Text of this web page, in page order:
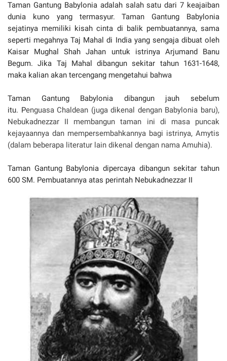
Taman Gantung Babylonia adalah salah satu dari 7 keajaiban
dunia kuno yang termasyur. Taman Gantung Babylonia
sejatinya memiliki kisah cinta di balik pembuatannya, sama
seperti megahnya Taj Mahal di India yang sengaja dibuat oleh
Kaisar Mughal Shah Jahan untuk istrinya Arjumand Banu
Begum. Jika Taj Mahal dibangun sekitar tahun 1631-1648,
maka kalian akan tercengang mengetahui bahwa
Taman Gantung Babylonia dibangun jauh sebelum
itu. Penguasa Chaldean (juga dikenal dengan Babylonia baru),
Nebukadnezzar II membangun taman ini di masa puncak
kejayaannya dan mempersembahkannya bagi istrinya, Amytis
(dalam beberapa literatur lain dikenal dengan nama Amuhia).
Taman Gantung Babylonia dipercaya dibangun sekitar tahun
600 SM. Pembuatannya atas perintah Nebukadnezzar II